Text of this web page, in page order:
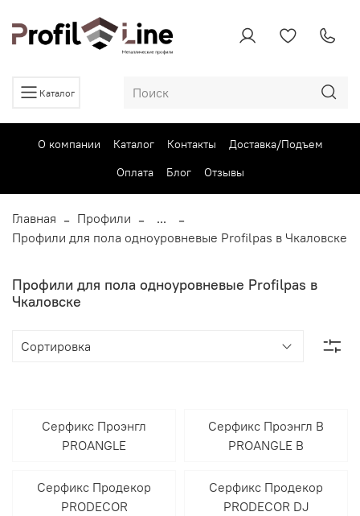
Каталог
О компании Каталог Контакты
Доставка/Подъем
Оплата
Блог Отзывы
Главная Профили
...
Профили для пола одноуровневые Profilpas в Чкаловске
Профили для пола одноуровневые Profilpas в
Чкаловске
Серфикс Проэнгл
PROANGLE
Серфикс Проэнгл В
PROANGLE B
Серфикс Продекор
PRODECOR
Серфикс Продекор
PRODECOR DJ